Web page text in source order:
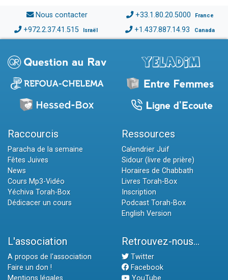
Nous contacter +33.1.80.20.5000 France
+972.2.37.41.515 Israël +1.437.887.14.93 Canada
Raccourcis
Paracha de la semaine
Fêtes Juives
News
Cours Mp3-Vidéo
Yéchiva Torah-Box
Dédicacer un cours
Ressources
Calendrier Juif
Sidour (livre de prière)
Horaires de Chabbath
Livres Torah-Box
Inscription
Podcast Torah-Box
English Version
L'association
A propos de l'association
Faire un don !
Mentions légales
Retrouvez-nous...
Twitter
Facebook
YouTube